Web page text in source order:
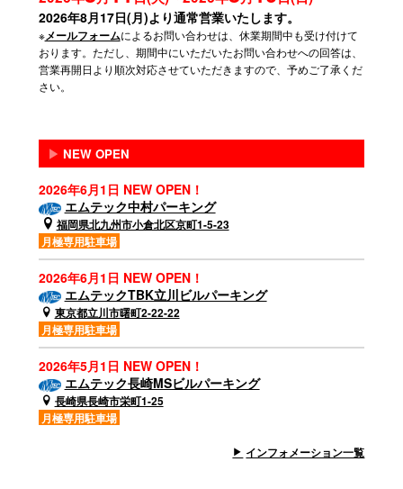
2026年8月17日(月)より通常営業いたします。
※メールフォームによるお問い合わせは、休業期間中も受け付けて
おります。ただし、期間中にいただいたお問い合わせへの回答は、
営業再開日より順次対応させていただきますので、予めご了承くだ
さい。
▶ NEW OPEN
2026年6月1日 NEW OPEN！
エムテック中村パーキング
福岡県北九州市小倉北区京町1-5-23
月極専用駐車場
2026年6月1日 NEW OPEN！
エムテックTBK立川ビルパーキング
東京都立川市曙町2-22-22
月極専用駐車場
2026年5月1日 NEW OPEN！
エムテック長崎MSビルパーキング
長崎県長崎市栄町1-25
月極専用駐車場
インフォメーション一覧